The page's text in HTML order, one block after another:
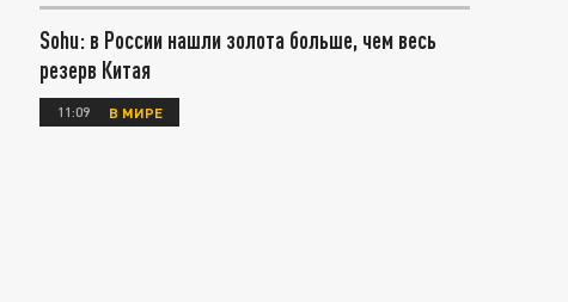
Sohu: в России нашли золота больше, чем весь
резерв Китая
11:09 В МИРЕ